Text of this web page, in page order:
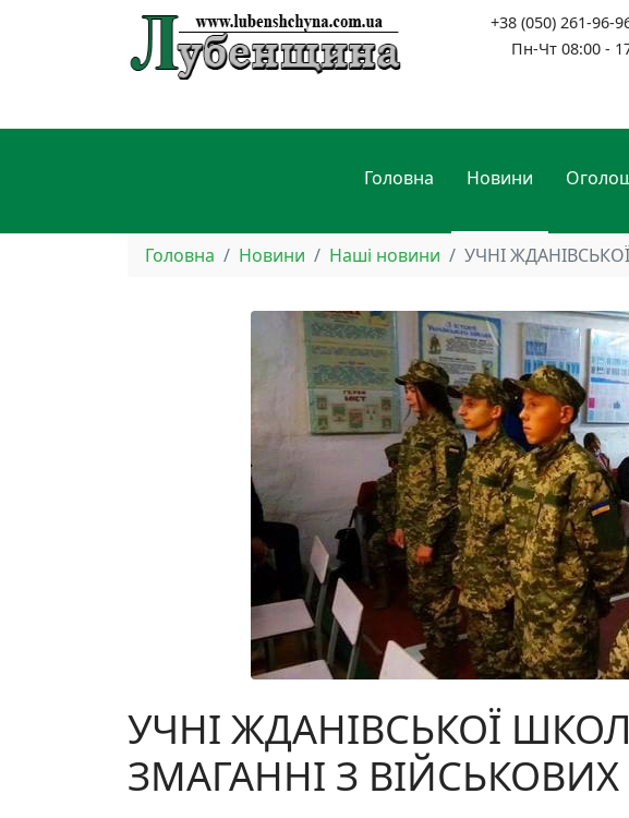
+38 (050) 261-96-
Пн-Чт 08:00 -
Головна Новини
Головна Новини Наші новини УЧНІ
УЧНІ ЖДАНІВСЬКОЇ
ЗМАГАННІ З